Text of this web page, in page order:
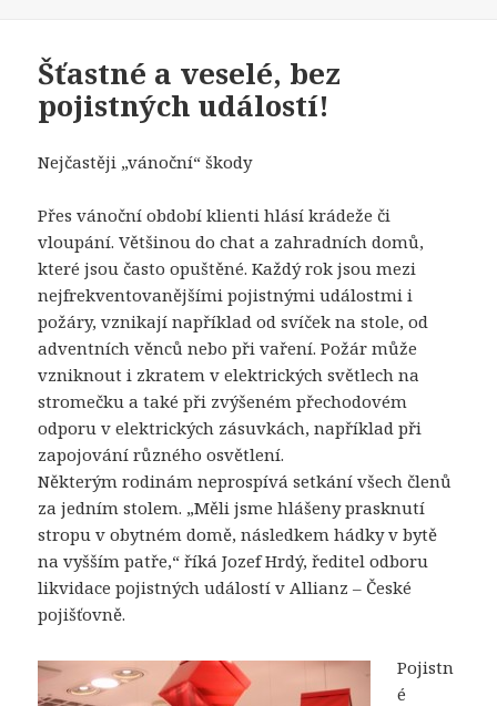
Šťastné a veselé, bez
pojistných událostí!
Nejčastěji „vánoční“ škody
Přes vánoční období klienti hlásí krádeže či
vloupání. Většinou do chat a zahradních domů,
které jsou často opuštěné. Každý rok jsou mezi
nejfrekventovanějšími pojistnými událostmi i
požáry, vznikají například od svíček na stole, od
adventních věnců nebo při vaření. Požár může
vzniknout i zkratem v elektrických světlech na
stromečku a také při zvýšeném přechodovém
odporu v elektrických zásuvkách, například při
zapojování různého osvětlení.
Některým rodinám neprospívá setkání všech členů
za jedním stolem. „Měli jsme hlášeny prasknutí
stropu v obytném domě, následkem hádky v bytě
na vyšším patře,“ říká Jozef Hrdý, ředitel odboru
likvidace pojistných událostí v Allianz – České
pojišťovně.
Pojistn
é